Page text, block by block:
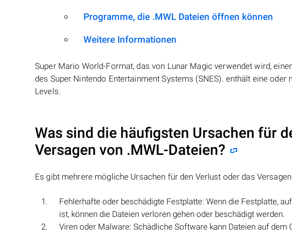
Programme, die .MWL Dateien öffnen können
Weitere Informationen
Super Mario World-Format, das von Lunar Magic verwendet wird,
des Super Nintendo Entertainment Systems (SNES). enthält eine
Levels.
Was sind die häufigsten Ursachen für
Versagen von .MWL-Dateien?
Es gibt mehrere mögliche Ursachen für den Verlust oder das
Fehlerhafte oder beschädigte Festplatte: Wenn die Festplatte,
ist, können die Dateien verloren gehen oder beschädigt werden.
Viren oder Malware: Schädliche Software kann Dateien auf